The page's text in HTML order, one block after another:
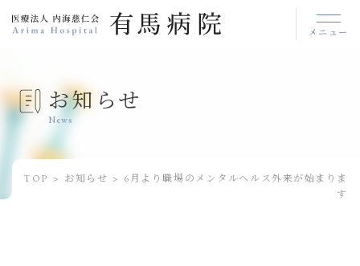
メニュー
お知らせ
News
TOP お知らせ
6月より職場のメンタルヘルス外来が始まりま
す